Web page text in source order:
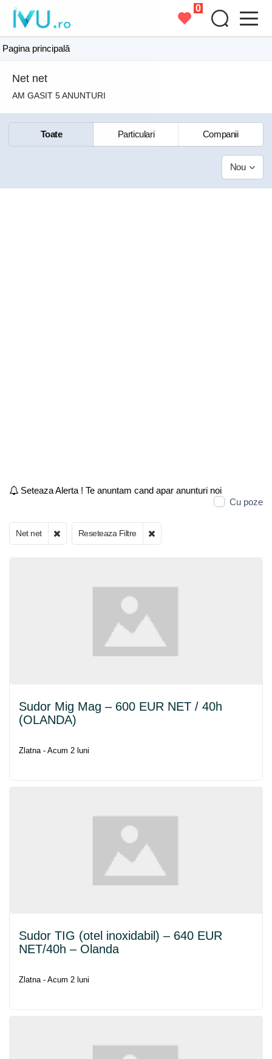
0
Pagina principală
Net net
AM GASIT 5 ANUNTURI
Toate Particulari Companii
Nou
Seteaza Alerta ! Te anuntam cand apar anunturi noi
Cu poze
Net net Reseteaza Filtre
Sudor Mig Mag – 600 EUR NET / 40h
(OLANDA)
Zlatna - Acum 2 luni
Sudor TIG (otel inoxidabil) – 640 EUR
NET/40h – Olanda
Zlatna - Acum 2 luni